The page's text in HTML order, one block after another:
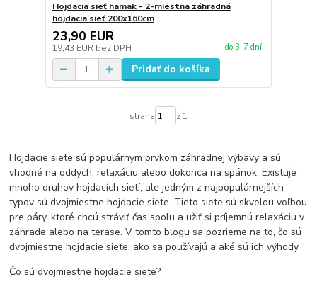
Hojdacia sieť hamak - 2-miestna záhradná
hojdacia sieť 200x160cm
23,90 EUR
19,43 EUR bez DPH do 3-7 dní
Pridať do košíka
strana z 1
Hojdacie siete sú populárnym prvkom záhradnej výbavy a sú
vhodné na oddych, relaxáciu alebo dokonca na spánok. Existuje
mnoho druhov hojdacích sietí, ale jedným z najpopulárnejších
typov sú dvojmiestne hojdacie siete. Tieto siete sú skvelou voľbou
pre páry, ktoré chcú stráviť čas spolu a užiť si príjemnú relaxáciu v
záhrade alebo na terase. V tomto blogu sa pozrieme na to, čo sú
dvojmiestne hojdacie siete, ako sa používajú a aké sú ich výhody.
Čo sú dvojmiestne hojdacie siete?